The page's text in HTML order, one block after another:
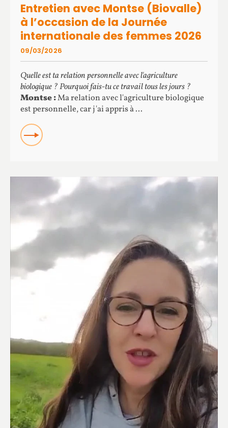
Entretien avec Montse (Biovalle)
à l’occasion de la Journée
internationale des femmes 2026
Quelle est ta relation personnelle avec l'agriculture
biologique ? Pourquoi fais-tu ce travail tous les jours ?
Montse :Ma relation avec l'agriculture biologique
est personnelle, car j'ai appris à ...
READ
09/03/2026